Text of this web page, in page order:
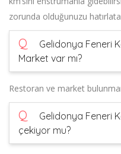
zorunda olduğunuzu
Q
Gelidonya Feneri
Market var mı?
Restoran ve market
Q
Gelidonya Feneri
çekiyor mu?